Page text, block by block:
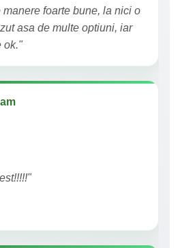
foarte bune, la nici o
asa de multe optiuni, iar
ok."